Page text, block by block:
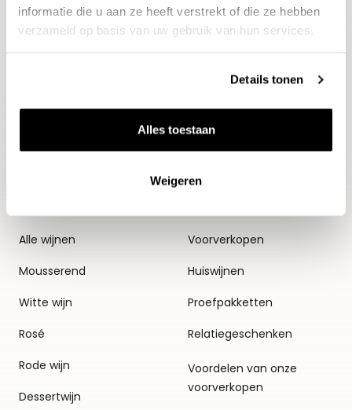
informatie die u aan ze heeft verstrekt of die ze hebben
verzameld op basis van uw gebruik van hun services.
Details tonen
Alles toestaan
Weigeren
Aanmelden
Alle wijnen
Mousserend
Witte wijn
Rosé
Rode wijn
Dessertwijn
Thema's
Voorverkopen
Huiswijnen
Proefpakketten
Relatiegeschenken
Voordelen van onze
voorverkopen